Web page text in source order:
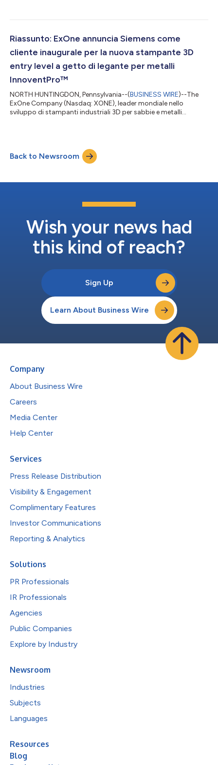
vendute sono state acquistate dalla Zecca di Presburgo in
moderna che sta infondendo nuova vita alla storia della
Riassunto: ExOne annuncia Siemens come
cliente inaugurale per la nuova stampante 3D
entry level a getto di legante per metalli
InnoventPro™
NORTH HUNTINGDON, Pennsylvania--(BUSINESS WIRE)--The
ExOne Company (Nasdaq: XONE), leader mondiale nello
sviluppo di stampanti industriali 3D per sabbie e metalli
stampante 3D per metalli InnoventPro 3L. La InnoventPro è il
modello entry level più avanzato al mondo per la stampa a
Back to Newsroom
Wish your news had
this kind of reach?
Sign Up
Learn About Business Wire
Company
About Business Wire
Careers
Media Center
Help Center
Services
Press Release Distribution
Visibility & Engagement
Complimentary Features
Investor Communications
Reporting & Analytics
Solutions
PR Professionals
IR Professionals
Agencies
Public Companies
Explore by Industry
Newsroom
Industries
Subjects
Languages
Resources
Blog